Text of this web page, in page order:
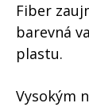
Fiber
barevná
plastu.
Vysokým